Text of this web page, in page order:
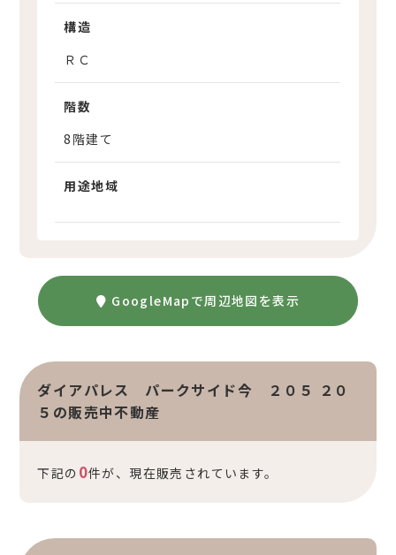
構造
ＲＣ
階数
8階建て
用途地域
GoogleMapで周辺地図を表示
ダイアパレス パークサイド今 ２０５ ２０
５の販売中不動産
下記の 0件が、現在販売されています。